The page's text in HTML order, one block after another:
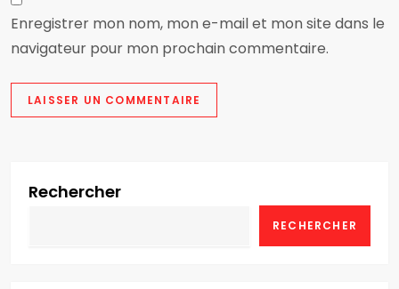
Enregistrer mon nom, mon e-mail et mon site dans le
navigateur pour mon prochain commentaire.
Rechercher
RECHERCHER